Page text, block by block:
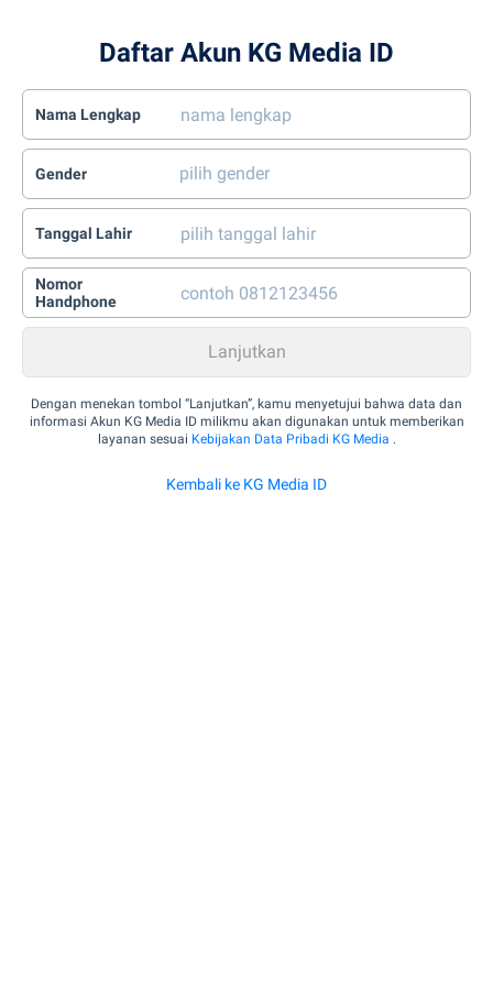
Daftar Akun KG Media ID
Nama Lengkap
Gender
Tanggal Lahir
Nomor
Handphone
Dengan menekan tombol “Lanjutkan”, kamu menyetujui bahwa data dan
informasi Akun KG Media ID milikmu akan digunakan untuk memberikan
layanan sesuai Kebijakan Data Pribadi KG Media .
Kembali ke KG Media ID